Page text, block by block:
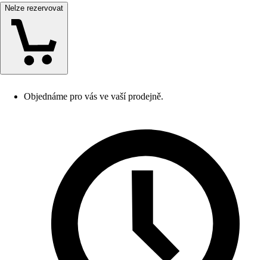
Nelze rezervovat
Objednáme pro vás ve vaší prodejně.